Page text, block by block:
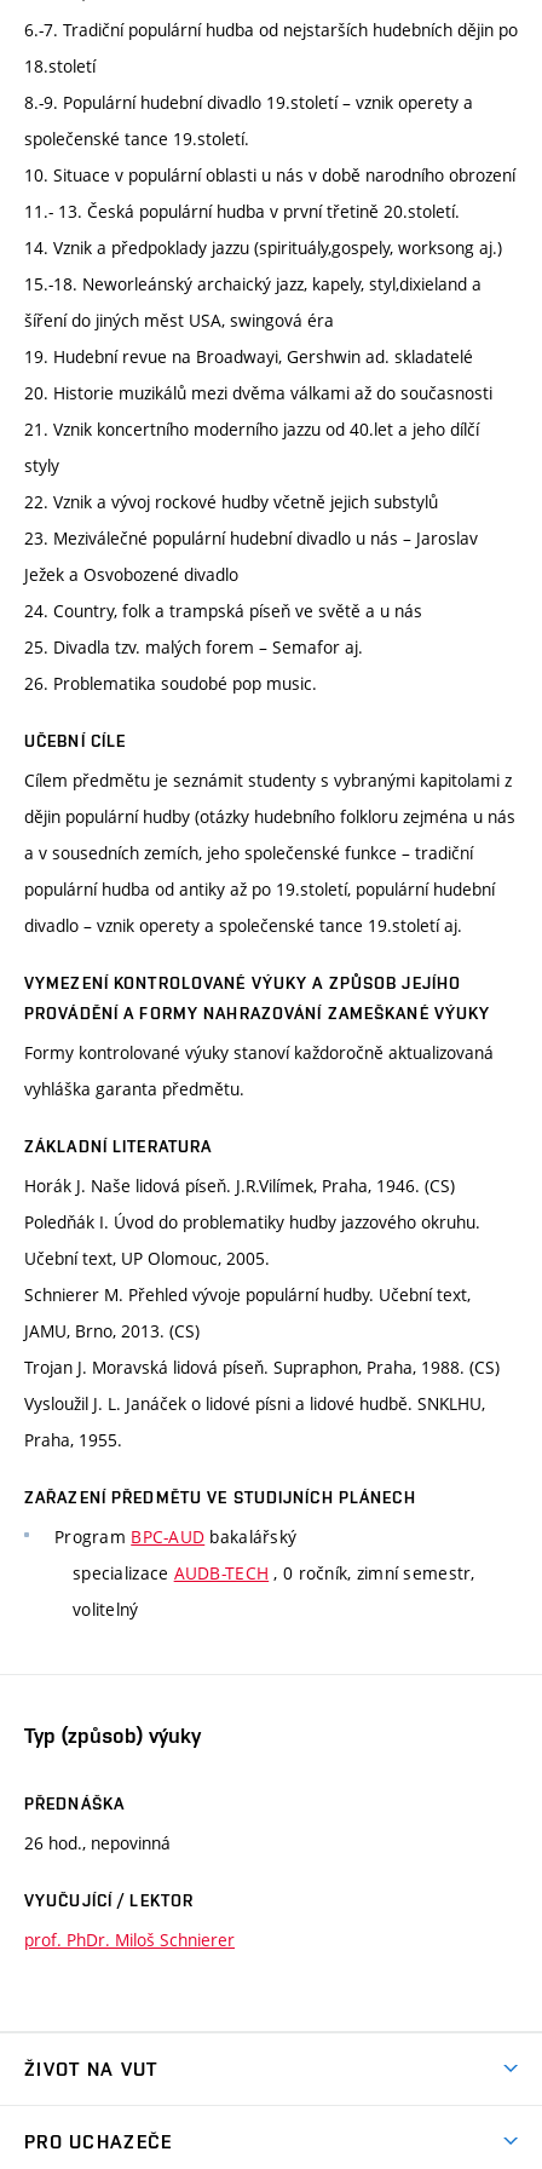
6.-7. Tradiční populární hudba od nejstarších hudebních dějin po
18.století
8.-9. Populární hudební divadlo 19.století – vznik operety a
společenské tance 19.století.
10. Situace v populární oblasti u nás v době narodního obrození
11.- 13. Česká populární hudba v první třetině 20.století.
14. Vznik a předpoklady jazzu (spirituály,gospely, worksong aj.)
15.-18. Neworleánský archaický jazz, kapely, styl,dixieland a
šíření do jiných měst USA, swingová éra
19. Hudební revue na Broadwayi, Gershwin ad. skladatelé
20. Historie muzikálů mezi dvěma válkami až do současnosti
21. Vznik koncertního moderního jazzu od 40.let a jeho dílčí
styly
22. Vznik a vývoj rockové hudby včetně jejich substylů
23. Meziválečné populární hudební divadlo u nás – Jaroslav
Ježek a Osvobozené divadlo
24. Country, folk a trampská píseň ve světě a u nás
25. Divadla tzv. malých forem – Semafor aj.
26. Problematika soudobé pop music.
UČEBNÍ CÍLE
Cílem předmětu je seznámit studenty s vybranými kapitolami z
dějin populární hudby (otázky hudebního folkloru zejména u nás
a v sousedních zemích, jeho společenské funkce – tradiční
populární hudba od antiky až po 19.století, populární hudební
divadlo – vznik operety a společenské tance 19.století aj.
VYMEZENÍ KONTROLOVANÉ VÝUKY A ZPŮSOB JEJÍHO
PROVÁDĚNÍ A FORMY NAHRAZOVÁNÍ ZAMEŠKANÉ VÝUKY
Formy kontrolované výuky stanoví každoročně aktualizovaná
vyhláška garanta předmětu.
ZÁKLADNÍ LITERATURA
Horák J. Naše lidová píseň. J.R.Vilímek, Praha, 1946. (CS)
Poledňák I. Úvod do problematiky hudby jazzového okruhu.
Učební text, UP Olomouc, 2005.
Schnierer M. Přehled vývoje populární hudby. Učební text,
JAMU, Brno, 2013. (CS)
Trojan J. Moravská lidová píseň. Supraphon, Praha, 1988. (CS)
Vysloužil J. L. Janáček o lidové písni a lidové hudbě. SNKLHU,
Praha, 1955.
ZAŘAZENÍ PŘEDMĚTU VE STUDIJNÍCH PLÁNECH
Program BPC-AUD bakalářský
specializace AUDB-TECH , 0 ročník, zimní semestr,
volitelný
Typ (způsob) výuky
PŘEDNÁŠKA
26 hod., nepovinná
VYUČUJÍCÍ / LEKTOR
prof. PhDr. Miloš Schnierer
ŽIVOT NA VUT
PRO UCHAZEČE